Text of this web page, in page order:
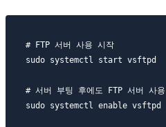
# FTP 서버 사용 시작
sudo systemctl start vsftpd
# 서버 부팅 후에도 FTP 서버 사용